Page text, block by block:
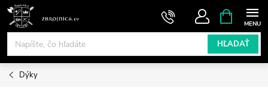
Prejsť
obsah
HĽADAŤ
KOŠÍK
Dýky